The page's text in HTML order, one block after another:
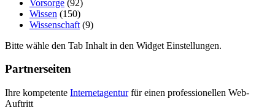
Vorsorge (92)
Wissen (150)
Wissenschaft (9)
Bitte wähle den Tab Inhalt in den Widget Einstellungen.
Partnerseiten
Ihre kompetente Internetagenturfür einen professionellen Web-
Auftritt